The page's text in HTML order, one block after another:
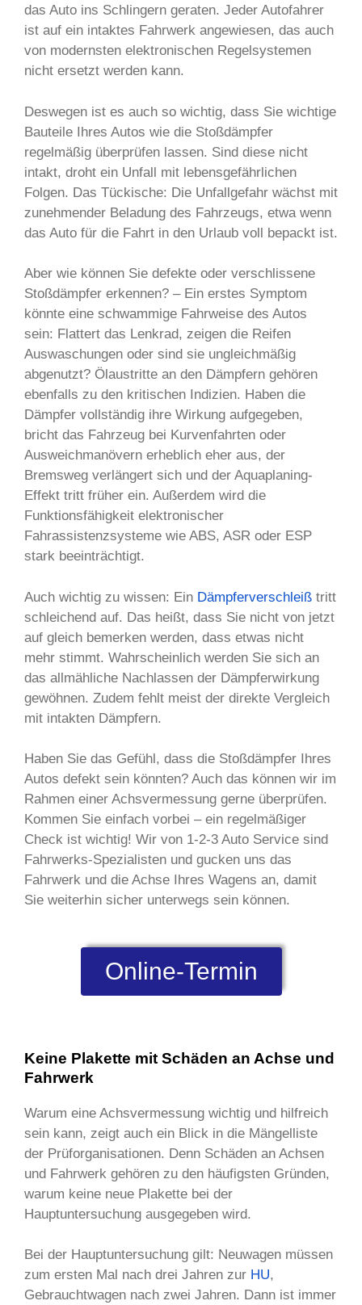
das Auto ins Schlingern geraten. Jeder Autofahrer
ist auf ein intaktes Fahrwerk angewiesen, das auch
von modernsten elektronischen Regelsystemen
nicht ersetzt werden kann.
Deswegen ist es auch so wichtig, dass Sie wichtige
Bauteile Ihres Autos wie die Stoßdämpfer
regelmäßig überprüfen lassen. Sind diese nicht
intakt, droht ein Unfall mit lebensgefährlichen
Folgen. Das Tückische: Die Unfallgefahr wächst mit
zunehmender Beladung des Fahrzeugs, etwa wenn
das Auto für die Fahrt in den Urlaub voll bepackt ist.
Aber wie können Sie defekte oder verschlissene
Stoßdämpfer erkennen? – Ein erstes Symptom
könnte eine schwammige Fahrweise des Autos
sein: Flattert das Lenkrad, zeigen die Reifen
Auswaschungen oder sind sie ungleichmäßig
abgenutzt? Ölaustritte an den Dämpfern gehören
ebenfalls zu den kritischen Indizien. Haben die
Dämpfer vollständig ihre Wirkung aufgegeben,
bricht das Fahrzeug bei Kurvenfahrten oder
Ausweichmanövern erheblich eher aus, der
Bremsweg verlängert sich und der Aquaplaning-
Effekt tritt früher ein. Außerdem wird die
Funktionsfähigkeit elektronischer
Fahrassistenzsysteme wie ABS, ASR oder ESP
stark beeinträchtigt.
Auch wichtig zu wissen: Ein Dämpferverschleiß tritt
schleichend auf. Das heißt, dass Sie nicht von jetzt
auf gleich bemerken werden, dass etwas nicht
mehr stimmt. Wahrscheinlich werden Sie sich an
das allmähliche Nachlassen der Dämpferwirkung
gewöhnen. Zudem fehlt meist der direkte Vergleich
mit intakten Dämpfern.
Haben Sie das Gefühl, dass die Stoßdämpfer Ihres
Autos defekt sein könnten? Auch das können wir im
Rahmen einer Achsvermessung gerne überprüfen.
Kommen Sie einfach vorbei – ein regelmäßiger
Check ist wichtig! Wir von 1-2-3 Auto Service sind
Fahrwerks-Spezialisten und gucken uns das
Fahrwerk und die Achse Ihres Wagens an, damit
Sie weiterhin sicher unterwegs sein können.
Online-Termin
Keine Plakette mit Schäden an Achse und
Fahrwerk
Warum eine Achsvermessung wichtig und hilfreich
sein kann, zeigt auch ein Blick in die Mängelliste
der Prüforganisationen. Denn Schäden an Achsen
und Fahrwerk gehören zu den häufigsten Gründen,
warum keine neue Plakette bei der
Hauptuntersuchung ausgegeben wird.
Bei der Hauptuntersuchung gilt: Neuwagen müssen
zum ersten Mal nach drei Jahren zur HU,
Gebrauchtwagen nach zwei Jahren. Dann ist immer